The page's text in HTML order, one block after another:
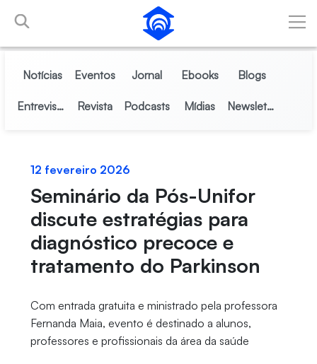
Pular para o Conteúdo principal
Notícias Eventos Jornal Ebooks Blogs
Entrevistas Revista Podcasts Mídias Newsletter
12 fevereiro 2026
Seminário da Pós-Unifor
discute estratégias para
diagnóstico precoce e
tratamento do Parkinson
Com entrada gratuita e ministrado pela professora
Fernanda Maia, evento é destinado a alunos,
professores e profissionais da área da saúde